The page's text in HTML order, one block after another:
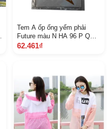
Tem A ốp ống yếm phải
Future màu N HA 96 P Q
A87103 K YL 900 Z C
62.461₫